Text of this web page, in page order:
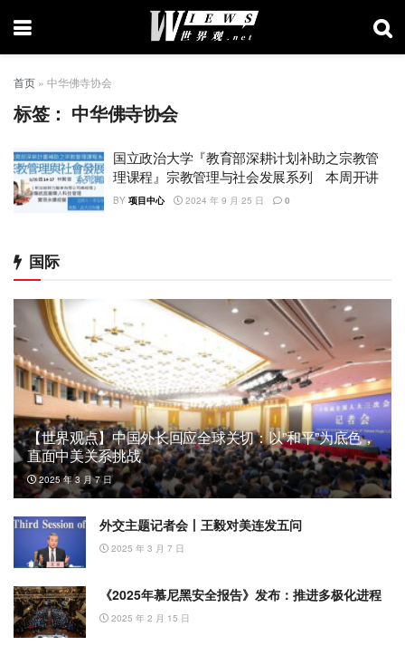
首页 » 中华佛寺协会
标签： 中华佛寺协会
国立政治大学『教育部深耕计划补助之宗教管
理课程』宗教管理与社会发展系列 本周开讲
BY 项目中心 2024 年 9 月 25 日 0
国际
【世界观点】中国外长回应全球关切：以”和平”为底色，
直面中美关系挑战
2025 年 3 月 7 日
外交主题记者会丨王毅对美连发五问
2025 年 3 月 7 日
《2025年慕尼黑安全报告》发布：推进多极化进程
2025 年 2 月 15 日